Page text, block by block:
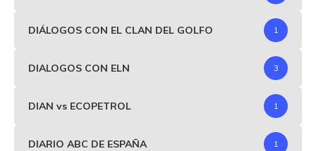
DIÁLOGOS CON EL CLAN DEL GOLFO 1
DIALOGOS CON ELN 3
DIAN vs ECOPETROL 1
DIARIO ABC DE ESPAÑA 1